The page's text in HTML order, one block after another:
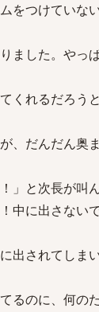
をつけていな
ました。やっ
くれるだろう
、だんだん奥
」と次長が叫
中に出さない
出されてしま
るのに、何の